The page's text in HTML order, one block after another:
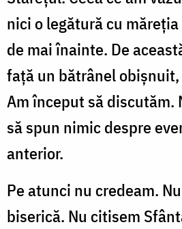
nici o legătură cu
de mai înainte. De
faţă un bătrânel
Am început să discutăm.
să spun nimic despre
anterior.
Pe atunci nu credeam.
biserică. Nu citisem